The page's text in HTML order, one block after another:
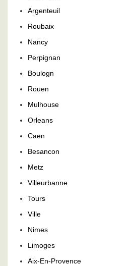
Argenteuil
Roubaix
Nancy
Perpignan
Boulogn
Rouen
Mulhouse
Orleans
Caen
Besancon
Metz
Villeurbanne
Tours
Ville
Nimes
Limoges
Aix-En-Provence